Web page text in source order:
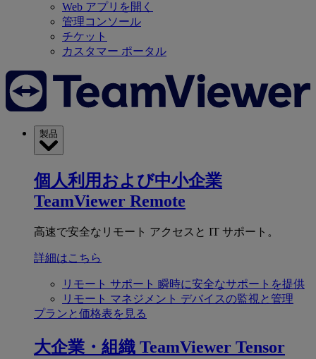
Web アプリを開く
管理コンソール
チケット
カスタマー ポータル
製品
個人利用および中小企業
TeamViewer Remote
高速で安全なリモート アクセスと IT サポート。
詳細はこちら
リモート サポート 瞬時に安全なサポートを提供
リモート マネジメント デバイスの監視と管理
プランと価格表を見る
大企業・組織 TeamViewer Tensor